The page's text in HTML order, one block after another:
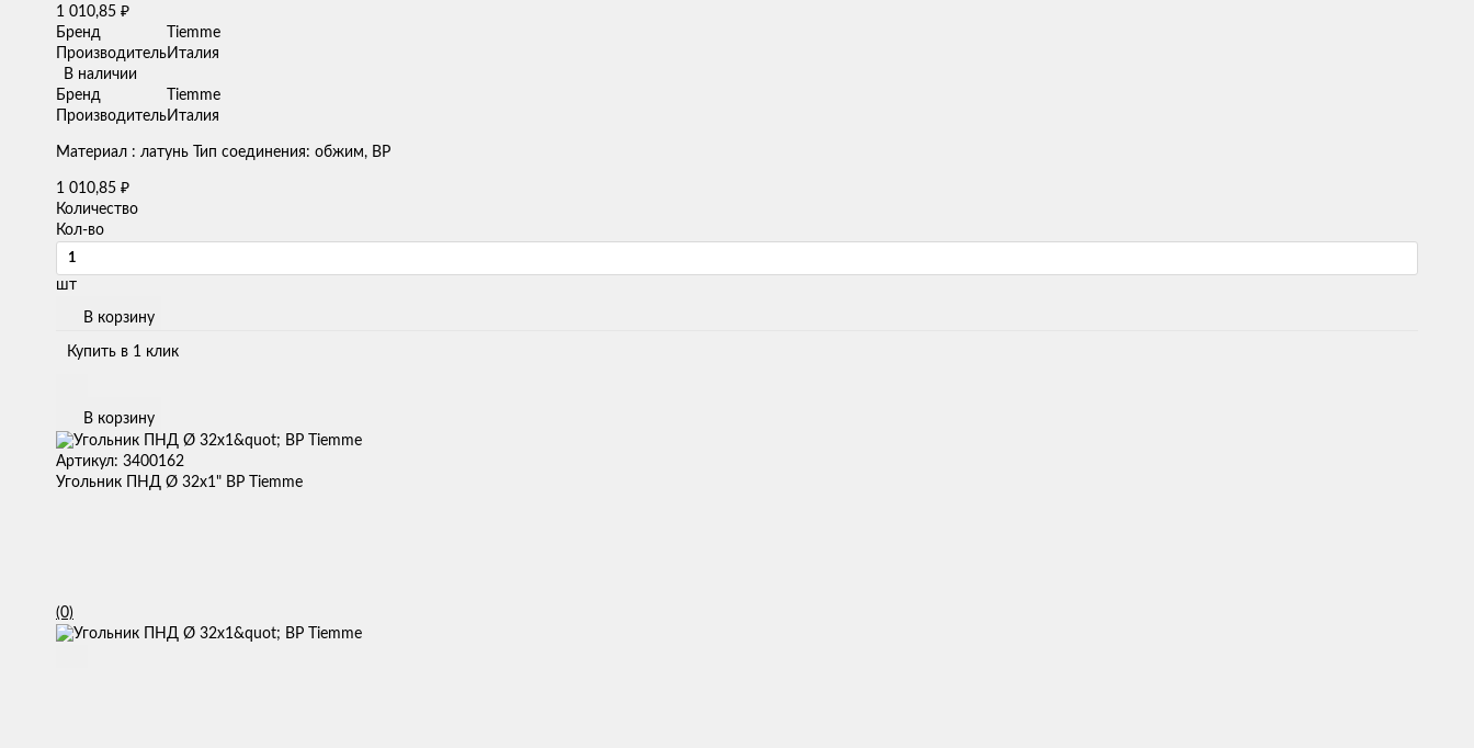
1 010,85 ₽
Бренд
Tiemme
ПроизводительИталия
В наличии
Бренд
Tiemme
ПроизводительИталия
Материал : латунь Тип соединения: обжим, ВР
1 010,85 ₽
Количество
Кол-во
шт
В корзину
Купить в 1 клик
В корзину
Артикул: 3400162
Угольник ПНД Ø 32х1" ВР Tiemme
(0)